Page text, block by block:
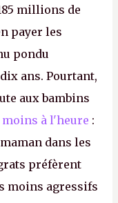
millions de
payer les
pondu
ans. Pourtant,
aux bambins
à l'heure :
dans les
préfèrent
moins agressifs